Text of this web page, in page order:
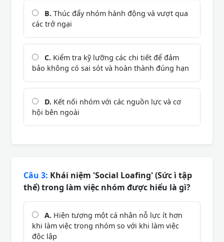
B. Thúc đẩy nhóm hành động và vượt qua
các trở ngại
C. Kiểm tra kỹ lưỡng các chi tiết để đảm
bảo không có sai sót và hoàn thành đúng hạn
D. Kết nối nhóm với các nguồn lực và cơ
hội bên ngoài
Câu 3: Khái niệm 'Social Loafing' (Sức ì tập
thể) trong làm việc nhóm được hiểu là gì?
A. Hiện tượng một cá nhân nỗ lực ít hơn
khi làm việc trong nhóm so với khi làm việc
độc lập